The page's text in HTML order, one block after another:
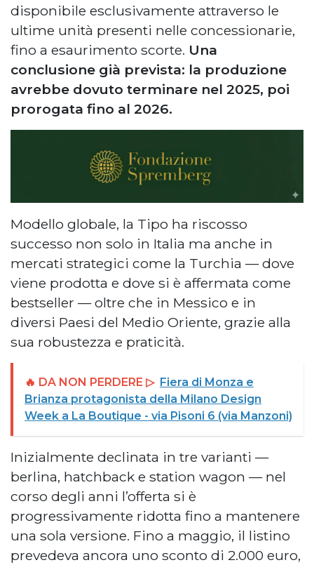
disponibile esclusivamente attraverso le
ultime unità presenti nelle concessionarie,
fino a esaurimento scorte. Una
conclusione già prevista: la produzione
avrebbe dovuto terminare nel 2025, poi
prorogata fino al 2026.
Modello globale, la Tipo ha riscosso
successo non solo in Italia ma anche in
mercati strategici come la Turchia — dove
viene prodotta e dove si è affermata come
bestseller — oltre che in Messico e in
diversi Paesi del Medio Oriente, grazie alla
sua robustezza e praticità.
🔥 DA NON PERDERE ▷ Fiera di Monza e
Brianza protagonista della Milano Design
Week a La Boutique - via Pisoni 6 (via Manzoni)
Inizialmente declinata in tre varianti —
berlina, hatchback e station wagon — nel
corso degli anni l’offerta si è
progressivamente ridotta fino a mantenere
una sola versione. Fino a maggio, il listino
prevedeva ancora uno sconto di 2.000 euro,